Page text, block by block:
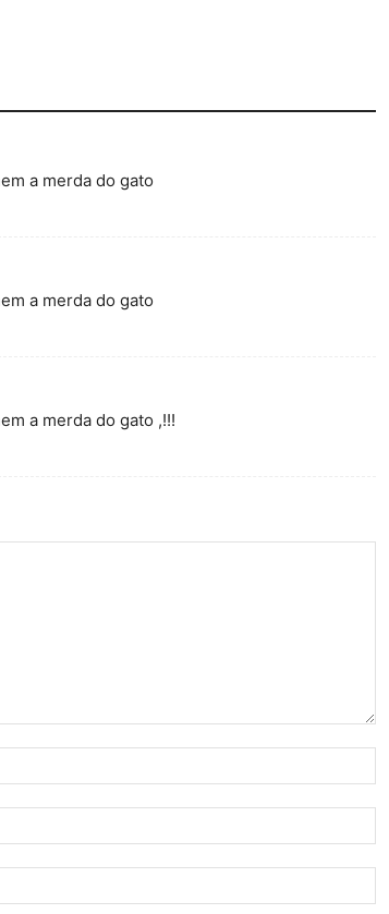
a merda do gato
a merda do gato
a merda do gato ,!!!